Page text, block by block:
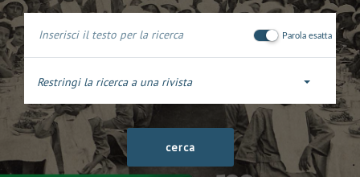
Parola esatta
Restringi la ricerca a una rivista